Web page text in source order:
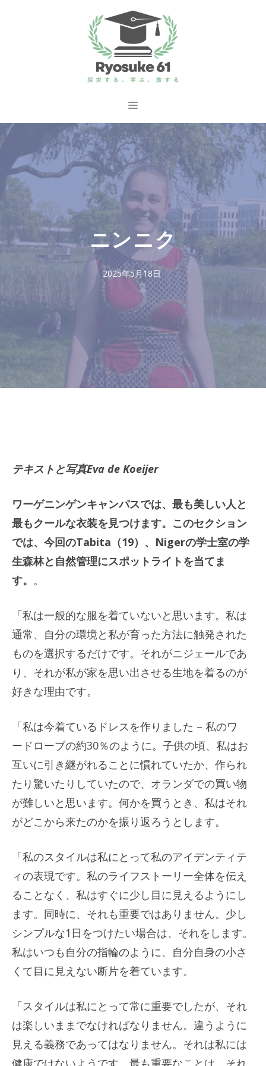
ス
メ
ニ
ュ
ー
ニンニク
2025年5月18日
テキストと写真Eva de Koeijer
ワーゲニンゲンキャンパスでは、最も美しい人と
最もクールな衣装を見つけます。このセクション
では、今回のTabita（19）、Nigerの学士室の学
生森林と自然管理にスポットライトを当てま
す。 。
「私は一般的な服を着ていないと思います。私は
通常、自分の環境と私が育った方法に触発された
ものを選択するだけです。それがニジェールであ
り、それが私が家を思い出させる生地を着るのが
好きな理由です。
「私は今着ているドレスを作りました – 私のワ
ードローブの約30％のように。子供の頃、私はお
互いに引き継がれることに慣れていたか、作られ
たり驚いたりしていたので、オランダでの買い物
が難しいと思います。何かを買うとき、私はそれ
がどこから来たのかを振り返ろうとします。
「私のスタイルは私にとって私のアイデンティテ
ィの表現です。私のライフストーリー全体を伝え
ることなく、私はすぐに少し目に見えるようにし
ます。同時に、それも重要ではありません。少し
シンプルな1日をつけたい場合は、それをします。
私はいつも自分の指輪のように、自分自身の小さ
くて目に見えない断片を着ています。
「スタイルは私にとって常に重要でしたが、それ
は楽しいままでなければなりません。違うように
見える義務であってはなりません。それは私には
健康ではないようです。最も重要なことは、それ